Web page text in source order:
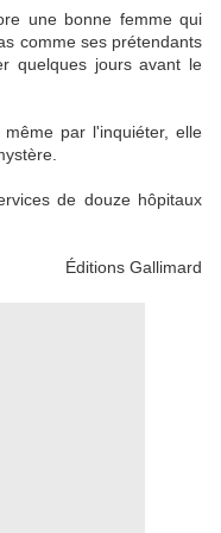
une bonne femme qui
comme ses prétendants
quelques jours avant le
par l'inquiéter, elle
de douze hôpitaux
Éditions Gallimard